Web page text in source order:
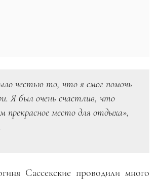
честью то, что я смог помочь
Я был очень счастлив, что
прекрасное место для отдыха»,
Сассекские проводили много